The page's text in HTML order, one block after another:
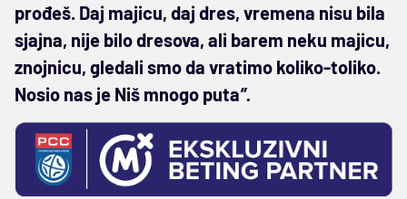
prođeš. Daj majicu, daj dres, vremena nisu bila
sjajna, nije bilo dresova, ali barem neku majicu,
znojnicu, gledali smo da vratimo koliko-toliko.
Nosio nas je Niš mnogo puta”.